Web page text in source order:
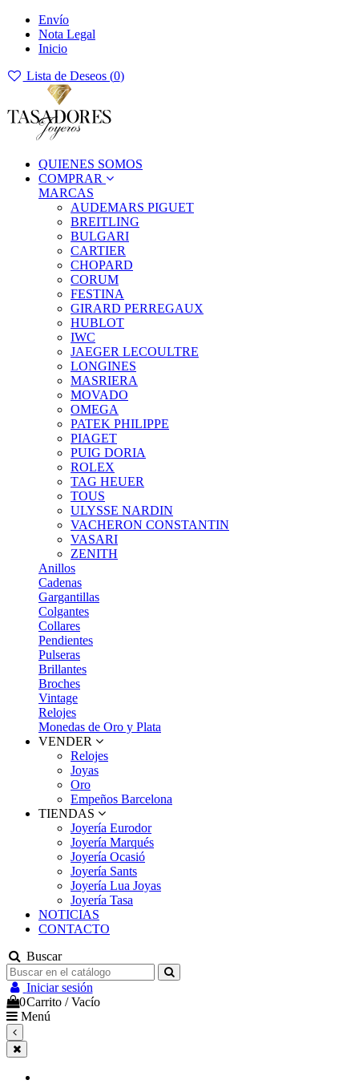
Envío
Nota Legal
Inicio
Lista de Deseos (0)
QUIENES SOMOS
COMPRAR
MARCAS
AUDEMARS PIGUET
BREITLING
BULGARI
CARTIER
CHOPARD
CORUM
FESTINA
GIRARD PERREGAUX
HUBLOT
IWC
JAEGER LECOULTRE
LONGINES
MASRIERA
MOVADO
OMEGA
PATEK PHILIPPE
PIAGET
PUIG DORIA
ROLEX
TAG HEUER
TOUS
ULYSSE NARDIN
VACHERON CONSTANTIN
VASARI
ZENITH
Anillos
Cadenas
Gargantillas
Colgantes
Collares
Pendientes
Pulseras
Brillantes
Broches
Vintage
Relojes
Monedas de Oro y Plata
VENDER
Relojes
Joyas
Oro
Empeños Barcelona
TIENDAS
Joyería Eurodor
Joyería Marqués
Joyería Ocasió
Joyería Sants
Joyería Lua Joyas
Joyería Tasa
NOTICIAS
CONTACTO
Buscar
Iniciar sesión
0Carrito /Vacío
Menú